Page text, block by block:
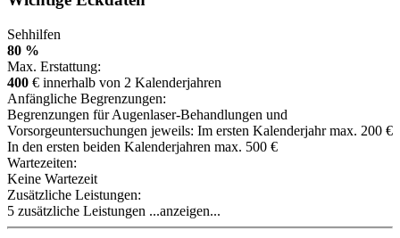
Sehhilfen
80 %
Max. Erstattung:
400 € innerhalb von 2 Kalenderjahren
Anfängliche Begrenzungen:
Begrenzungen für Augenlaser-Behandlungen und
Vorsorgeuntersuchungen jeweils: Im ersten Kalenderjahr max. 200 €
In den ersten beiden Kalenderjahren max. 500 €
Wartezeiten:
Keine Wartezeit
Zusätzliche Leistungen:
5 zusätzliche Leistungen ...anzeigen...